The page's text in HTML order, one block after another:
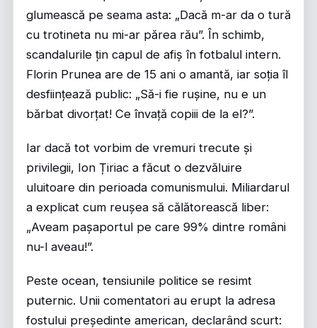
glumească pe seama asta: „Dacă m-ar da o tură
cu trotineta nu mi-ar părea rău”. În schimb,
scandalurile țin capul de afiș în fotbalul intern.
Florin Prunea are de 15 ani o amantă, iar soția îl
desființează public: „Să-i fie rușine, nu e un
bărbat divorțat! Ce învață copiii de la el?”.
Iar dacă tot vorbim de vremuri trecute și
privilegii, Ion Țiriac a făcut o dezvăluire
uluitoare din perioada comunismului. Miliardarul
a explicat cum reușea să călătorească liber:
„Aveam pașaportul pe care 99% dintre români
nu-l aveau!”.
Peste ocean, tensiunile politice se resimt
puternic. Unii comentatori au erupt la adresa
fostului președinte american, declarând scurt: